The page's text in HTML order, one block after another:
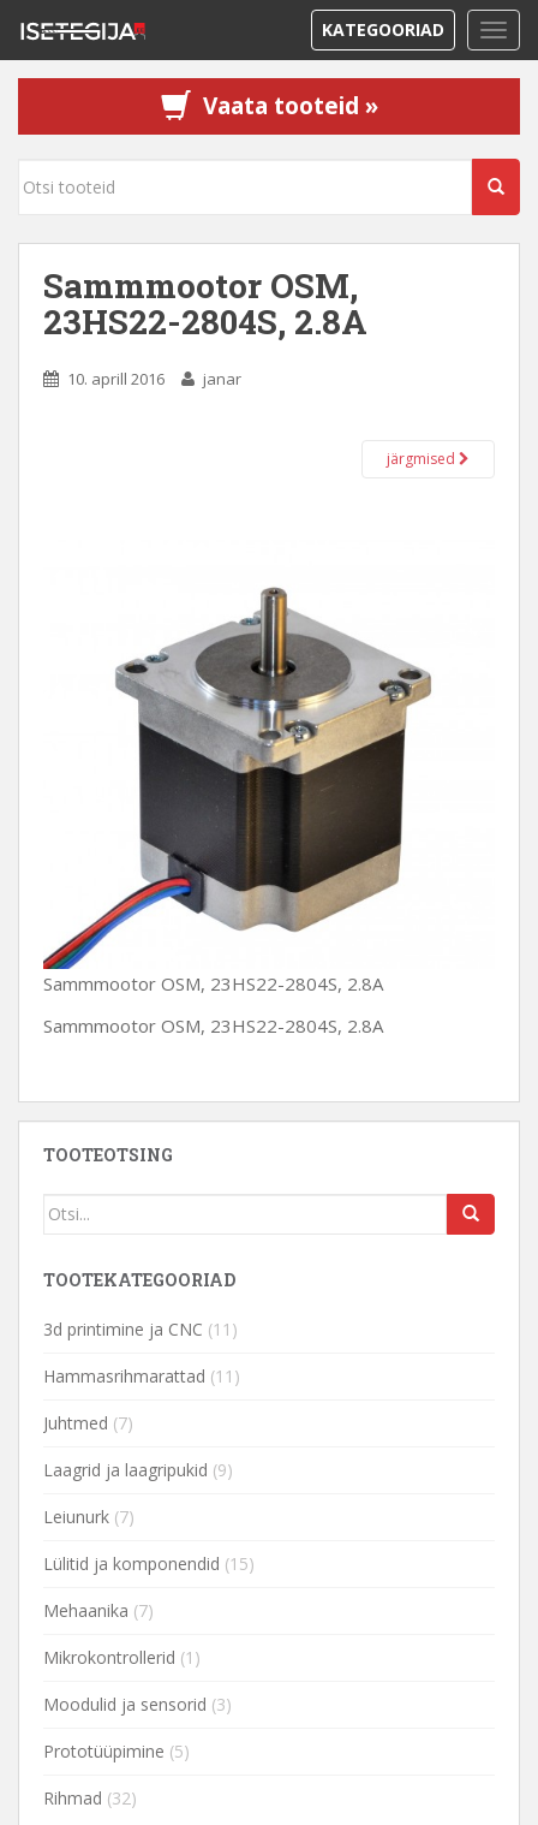
KATEGOORIAD
Vaata tooteid »
Sammmootor OSM,
23HS22-2804S, 2.8A
10. aprill 2016 janar
järgmised
Sammmootor OSM, 23HS22-2804S, 2.8A
Sammmootor OSM, 23HS22-2804S, 2.8A
TOOTEOTSING
TOOTEKATEGOORIAD
3d printimine ja CNC (11)
Hammasrihmarattad (11)
Juhtmed (7)
Laagrid ja laagripukid (9)
Leiunurk (7)
Lülitid ja komponendid (15)
Mehaanika (7)
Mikrokontrollerid (1)
Moodulid ja sensorid (3)
Prototüüpimine (5)
Rihmad (32)